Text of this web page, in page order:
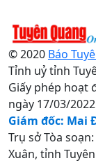
© 2020 Báo
Tỉnh uỷ tỉnh
Giấy phép hoạt
ngày 17/03/2022
Giám đốc: Mai
Trụ sở Tòa
Xuân, tỉnh